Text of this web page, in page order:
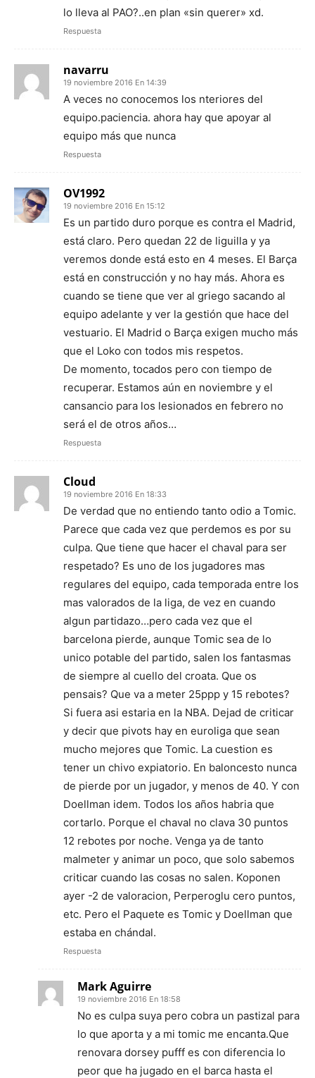
lo lleva al PAO?..en plan «sin querer» xd.
Respuesta
navarru
19 noviembre 2016 En 14:39
A veces no conocemos los nteriores del
equipo.paciencia. ahora hay que apoyar al
equipo más que nunca
Respuesta
OV1992
19 noviembre 2016 En 15:12
Es un partido duro porque es contra el Madrid,
está claro. Pero quedan 22 de liguilla y ya
veremos donde está esto en 4 meses. El Barça
está en construcción y no hay más. Ahora es
cuando se tiene que ver al griego sacando al
equipo adelante y ver la gestión que hace del
vestuario. El Madrid o Barça exigen mucho más
que el Loko con todos mis respetos.
De momento, tocados pero con tiempo de
recuperar. Estamos aún en noviembre y el
cansancio para los lesionados en febrero no
será el de otros años…
Respuesta
Cloud
19 noviembre 2016 En 18:33
De verdad que no entiendo tanto odio a Tomic.
Parece que cada vez que perdemos es por su
culpa. Que tiene que hacer el chaval para ser
respetado? Es uno de los jugadores mas
regulares del equipo, cada temporada entre los
mas valorados de la liga, de vez en cuando
algun partidazo…pero cada vez que el
barcelona pierde, aunque Tomic sea de lo
unico potable del partido, salen los fantasmas
de siempre al cuello del croata. Que os
pensais? Que va a meter 25ppp y 15 rebotes?
Si fuera asi estaria en la NBA. Dejad de criticar
y decir que pivots hay en euroliga que sean
mucho mejores que Tomic. La cuestion es
tener un chivo expiatorio. En baloncesto nunca
de pierde por un jugador, y menos de 40. Y con
Doellman idem. Todos los años habria que
cortarlo. Porque el chaval no clava 30 puntos
12 rebotes por noche. Venga ya de tanto
malmeter y animar un poco, que solo sabemos
criticar cuando las cosas no salen. Koponen
ayer -2 de valoracion, Perperoglu cero puntos,
etc. Pero el Paquete es Tomic y Doellman que
estaba en chándal.
Respuesta
Mark Aguirre
19 noviembre 2016 En 18:58
No es culpa suya pero cobra un pastizal para
lo que aporta y a mi tomic me encanta.Que
renovara dorsey pufff es con diferencia lo
peor que ha jugado en el barca hasta el